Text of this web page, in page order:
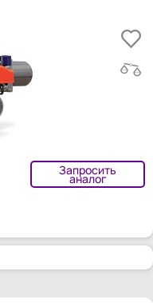
Запросить
аналог